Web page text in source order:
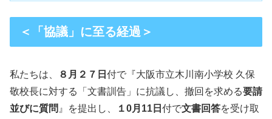
＜「協議」に至る経過＞
私たちは、 ８月２７日 付で『大阪市立木川南小学校 久保
敬校長に対する「文書訓告」に抗議し、撤回を求める要請
並びに質問 』を提出し、 １0月11日 付で文書回答を受け取